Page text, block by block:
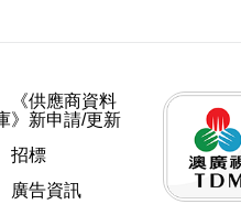
《供應商資料
》新申請/更新
招標
廣告資訊